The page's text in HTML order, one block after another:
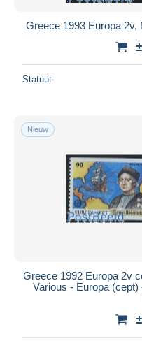
Greece 1993 Europa
Statuut
Nieuw
Greece 1992 Europa 2v
Various - Europa